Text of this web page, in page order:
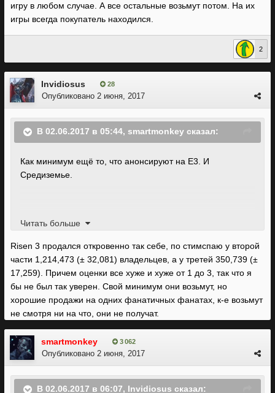
игру в любом случае. А все остальные возьмут потом. На их
игры всегда покупатель находился.
2
Invidiosus 28
Опубликовано 2 июня, 2017
В 02.06.2017 в 05:44, smartmonkey сказал:
Как минимум ещё то, что анонсируют на E3. И
Средиземье.
Но на самом деле - не задавят другие игры игру
пираний. Я уверен, что у них есть преданная фан-база,
которая купит игру в любом случае. А все остальные
возьмут потом. На их игры всегда покупатель находился.
Читать больше
Risen 3 продался откровенно так себе, по стимспаю у второй
части 1,214,473 (± 32,081) владельцев, а у третей 350,739 (±
17,259). Причем оценки все хуже и хуже от 1 до 3, так что я
бы не был так уверен. Свой минимум они возьмут, но
хорошие продажи на одних фанатичных фанатах, к-е возьмут
не смотря ни на что, они не получат.
smartmonkey 3 062
Опубликовано 2 июня, 2017
В 02.06.2017 в 06:07, Invidiosus сказал: